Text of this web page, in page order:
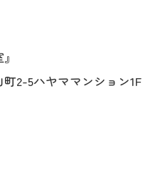
2-5ハヤママンション1F